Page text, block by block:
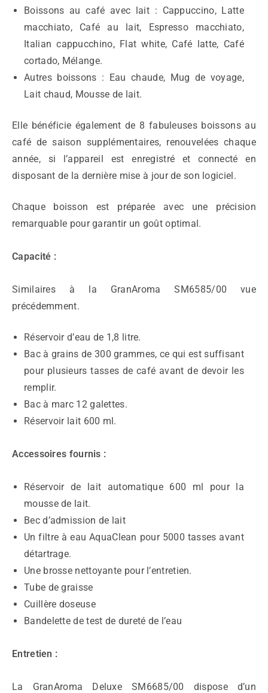
Boissons au café avec lait : Cappuccino, Latte
macchiato, Café au lait, Espresso macchiato,
Italian cappucchino, Flat white, Café latte, Café
cortado, Mélange.
Autres boissons : Eau chaude, Mug de voyage,
Lait chaud, Mousse de lait.
Elle bénéficie également de 8 fabuleuses boissons au
café de saison supplémentaires, renouvelées chaque
année, si l’appareil est enregistré et connecté en
disposant de la dernière mise à jour de son logiciel.
Chaque boisson est préparée avec une précision
remarquable pour garantir un goût optimal.
Capacité :
Similaires à la GranAroma SM6585/00 vue
précédemment.
Réservoir d’eau de 1,8 litre.
Bac à grains de 300 grammes, ce qui est suffisant
pour plusieurs tasses de café avant de devoir les
remplir.
Bac à marc 12 galettes.
Réservoir lait 600 ml.
Accessoires fournis :
Réservoir de lait automatique 600 ml pour la
mousse de lait.
Bec d’admission de lait
Un filtre à eau AquaClean pour 5000 tasses avant
détartrage.
Une brosse nettoyante pour l’entretien.
Tube de graisse
Cuillère doseuse
Bandelette de test de dureté de l’eau
Entretien :
La GranAroma Deluxe SM6685/00 dispose d’un